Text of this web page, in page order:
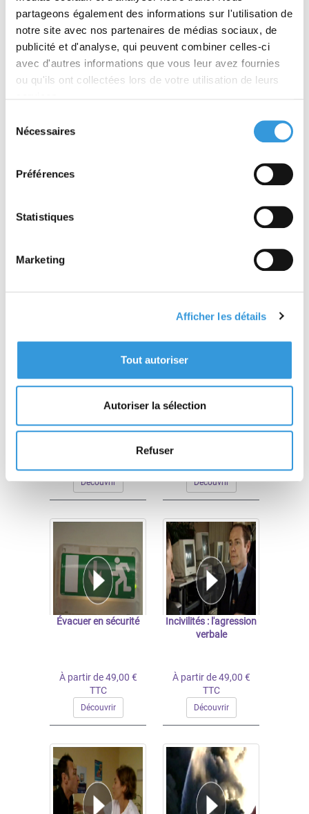
partageons également des informations sur l'utilisation de
notre site avec nos partenaires de médias sociaux, de
publicité et d'analyse, qui peuvent combiner celles-ci
avec d'autres informations que vous leur avez fournies
ou qu'ils ont collectées lors de votre utilisation de leurs
Nécessaires
Préférences
Statistiques
Marketing
Afficher les détails
Tout autoriser
Autoriser la sélection
Refuser
TTC
Découvrir
TTC
Découvrir
Lutte contre le feu :
Lutte contre le feu : les
procédés d'extinction
robinets d'incendie
armés (RIA)
À partir de 49,00 €
Découvrir
type J
À partir de 49,00 €
Découvrir
Évacuer en sécurité
À partir de 49,00 €
TTC
Découvrir
Incivilités : l'agression
verbale
À partir de 49,00 €
TTC
Découvrir